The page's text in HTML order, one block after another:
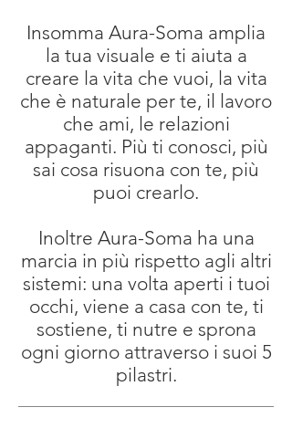
Insomma Aura-Soma amplia
la tua visuale e ti aiuta a
creare la vita che vuoi, la vita
che è naturale per te, il lavoro
che ami, le relazioni
appaganti. Più ti conosci, più
sai cosa risuona con te, più
puoi crearlo.
Inoltre Aura-Soma ha una
marcia in più rispetto agli altri
sistemi: una volta aperti i tuoi
occhi, viene a casa con te, ti
sostiene, ti nutre e sprona
ogni giorno attraverso i suoi 5
pilastri.